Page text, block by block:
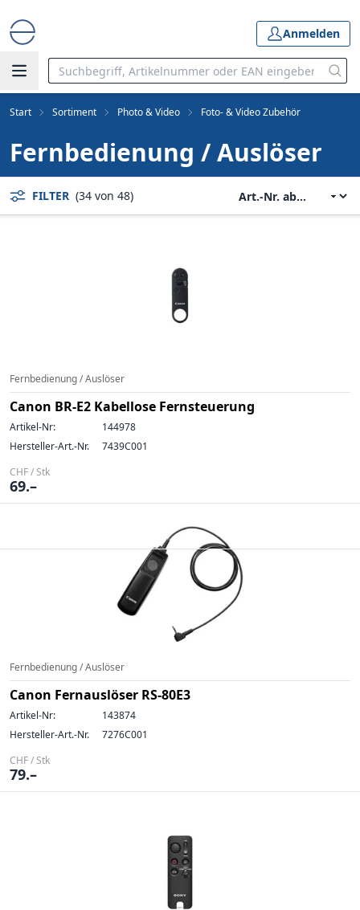
Anmelden
Start Sortiment Photo & Video Foto- & Video Zubehör
Fernbedienung / Auslöser
FILTER (34 von 48)
Fernbedienung / Auslöser
Canon BR-E2 Kabellose Fernsteuerung
Artikel-Nr:
144978
Hersteller-Art.-Nr.
7439C001
CHF / Stk
69.–
Fernbedienung / Auslöser
Canon Fernauslöser RS-80E3
Artikel-Nr:
143874
Hersteller-Art.-Nr.
7276C001
CHF / Stk
79.–